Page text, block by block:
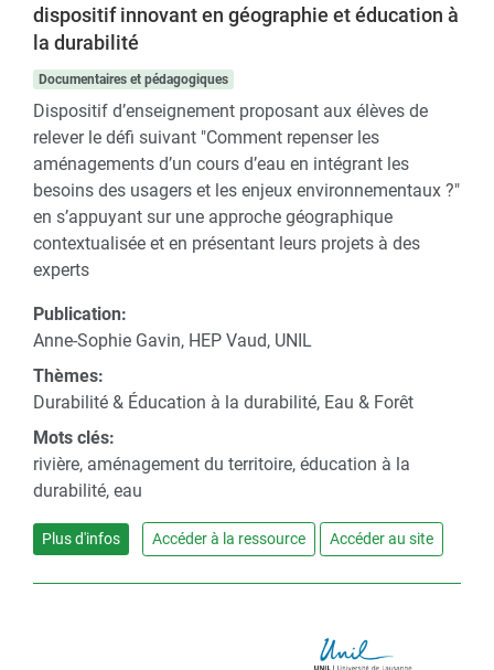
dispositif innovant en géographie et éducation à
la durabilité
Documentaires et pédagogiques
Dispositif d’enseignement proposant aux élèves de
relever le défi suivant "Comment repenser les
aménagements d’un cours d’eau en intégrant les
besoins des usagers et les enjeux environnementaux ?"
en s’appuyant sur une approche géographique
contextualisée et en présentant leurs projets à des
experts
Publication:
Anne-Sophie Gavin, HEP Vaud, UNIL
Thèmes:
Durabilité & Éducation à la durabilité, Eau & Forêt
Mots clés:
rivière, aménagement du territoire, éducation à la
durabilité, eau
Plus d'infos Accéder à la ressource Accéder au site